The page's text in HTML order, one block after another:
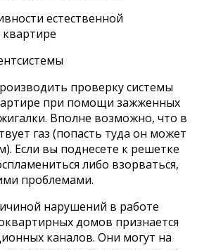
проверку системы
при помощи зажженных
Вполне возможно, что в
газ (попасть туда он может
Если вы поднесете к решетке
либо взорваться,
проблемами.
нарушений в работе
домов признается
каналов. Они могут на